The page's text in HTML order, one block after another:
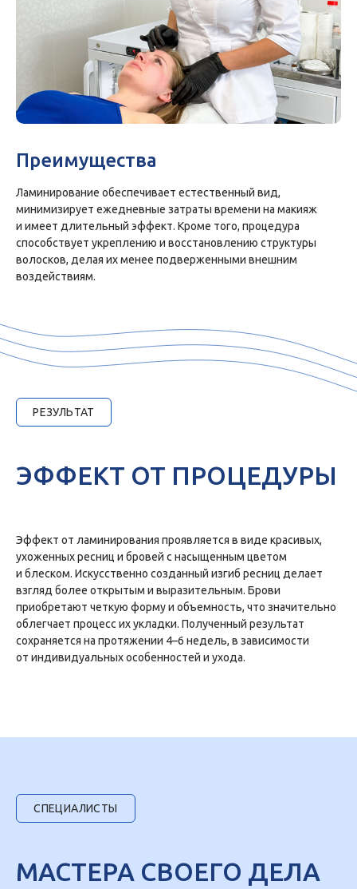
Преимущества
Ламинирование обеспечивает естественный вид,
минимизирует ежедневные затраты времени на макияж
и имеет длительный эффект. Кроме того, процедура
способствует укреплению и восстановлению структуры
волосков, делая их менее подверженными внешним
воздействиям.
РЕЗУЛЬТАТ
ЭФФЕКТ ОТ ПРОЦЕДУРЫ
Эффект от ламинирования проявляется в виде красивых,
ухоженных ресниц и бровей с насыщенным цветом
и блеском. Искусственно созданный изгиб ресниц делает
взгляд более открытым и выразительным. Брови
приобретают четкую форму и объемность, что значительно
облегчает процесс их укладки. Полученный результат
сохраняется на протяжении 4–6 недель, в зависимости
от индивидуальных особенностей и ухода.
СПЕЦИАЛИСТЫ
МАСТЕРА СВОЕГО ДЕЛА
СПЕЦИАЛИСТА.